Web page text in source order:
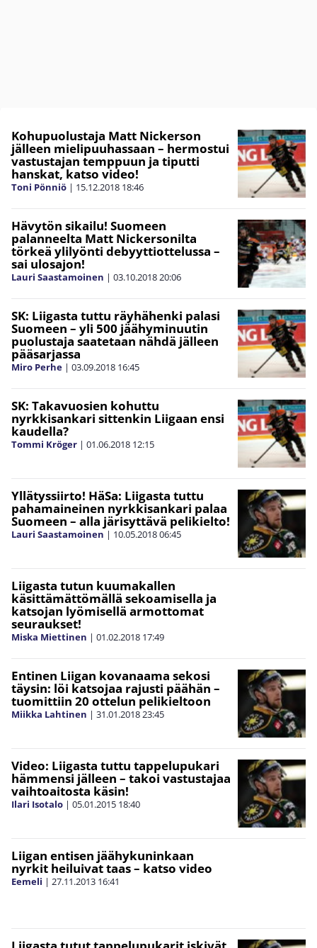
Kohupuolustaja Matt Nickerson
jälleen mielipuuhassaan – hermostui
vastustajan temppuun ja tiputti
hanskat, katso video!
Toni Pönniö | 15.12.2018 18:46
Hävytön sikailu! Suomeen
palanneelta Matt Nickersonilta
törkeä ylilyönti debyyttiottelussa –
sai ulosajon!
Lauri Saastamoinen | 03.10.2018 20:06
SK: Liigasta tuttu räyhähenki palasi
Suomeen – yli 500 jäähyminuutin
puolustaja saatetaan nähdä jälleen
pääsarjassa
Miro Perhe | 03.09.2018 16:45
SK: Takavuosien kohuttu
nyrkkisankari sittenkin Liigaan ensi
kaudella?
Tommi Kröger | 01.06.2018 12:15
Yllätyssiirto! HäSa: Liigasta tuttu
pahamaineinen nyrkkisankari palaa
Suomeen – alla järisyttävä pelikielto!
Lauri Saastamoinen | 10.05.201806:45
Liigasta tutun kuumakallen
käsittämättömällä sekoamisella ja
katsojan lyömisellä armottomat
seuraukset!
Miska Miettinen | 01.02.2018 17:49
Entinen Liigan kovanaama sekosi
täysin: löi katsojaa rajusti päähän –
tuomittiin 20 ottelun pelikieltoon
Miikka Lahtinen | 31.01.2018 23:45
Video: Liigasta tuttu tappelupukari
hämmensi jälleen – takoi vastustajaa
vaihtoaitosta käsin!
Ilari Isotalo | 05.01.2015 18:40
Liigan entisen jäähykuninkaan
nyrkit heiluivat taas – katso video
Eemeli | 27.11.2013 16:41